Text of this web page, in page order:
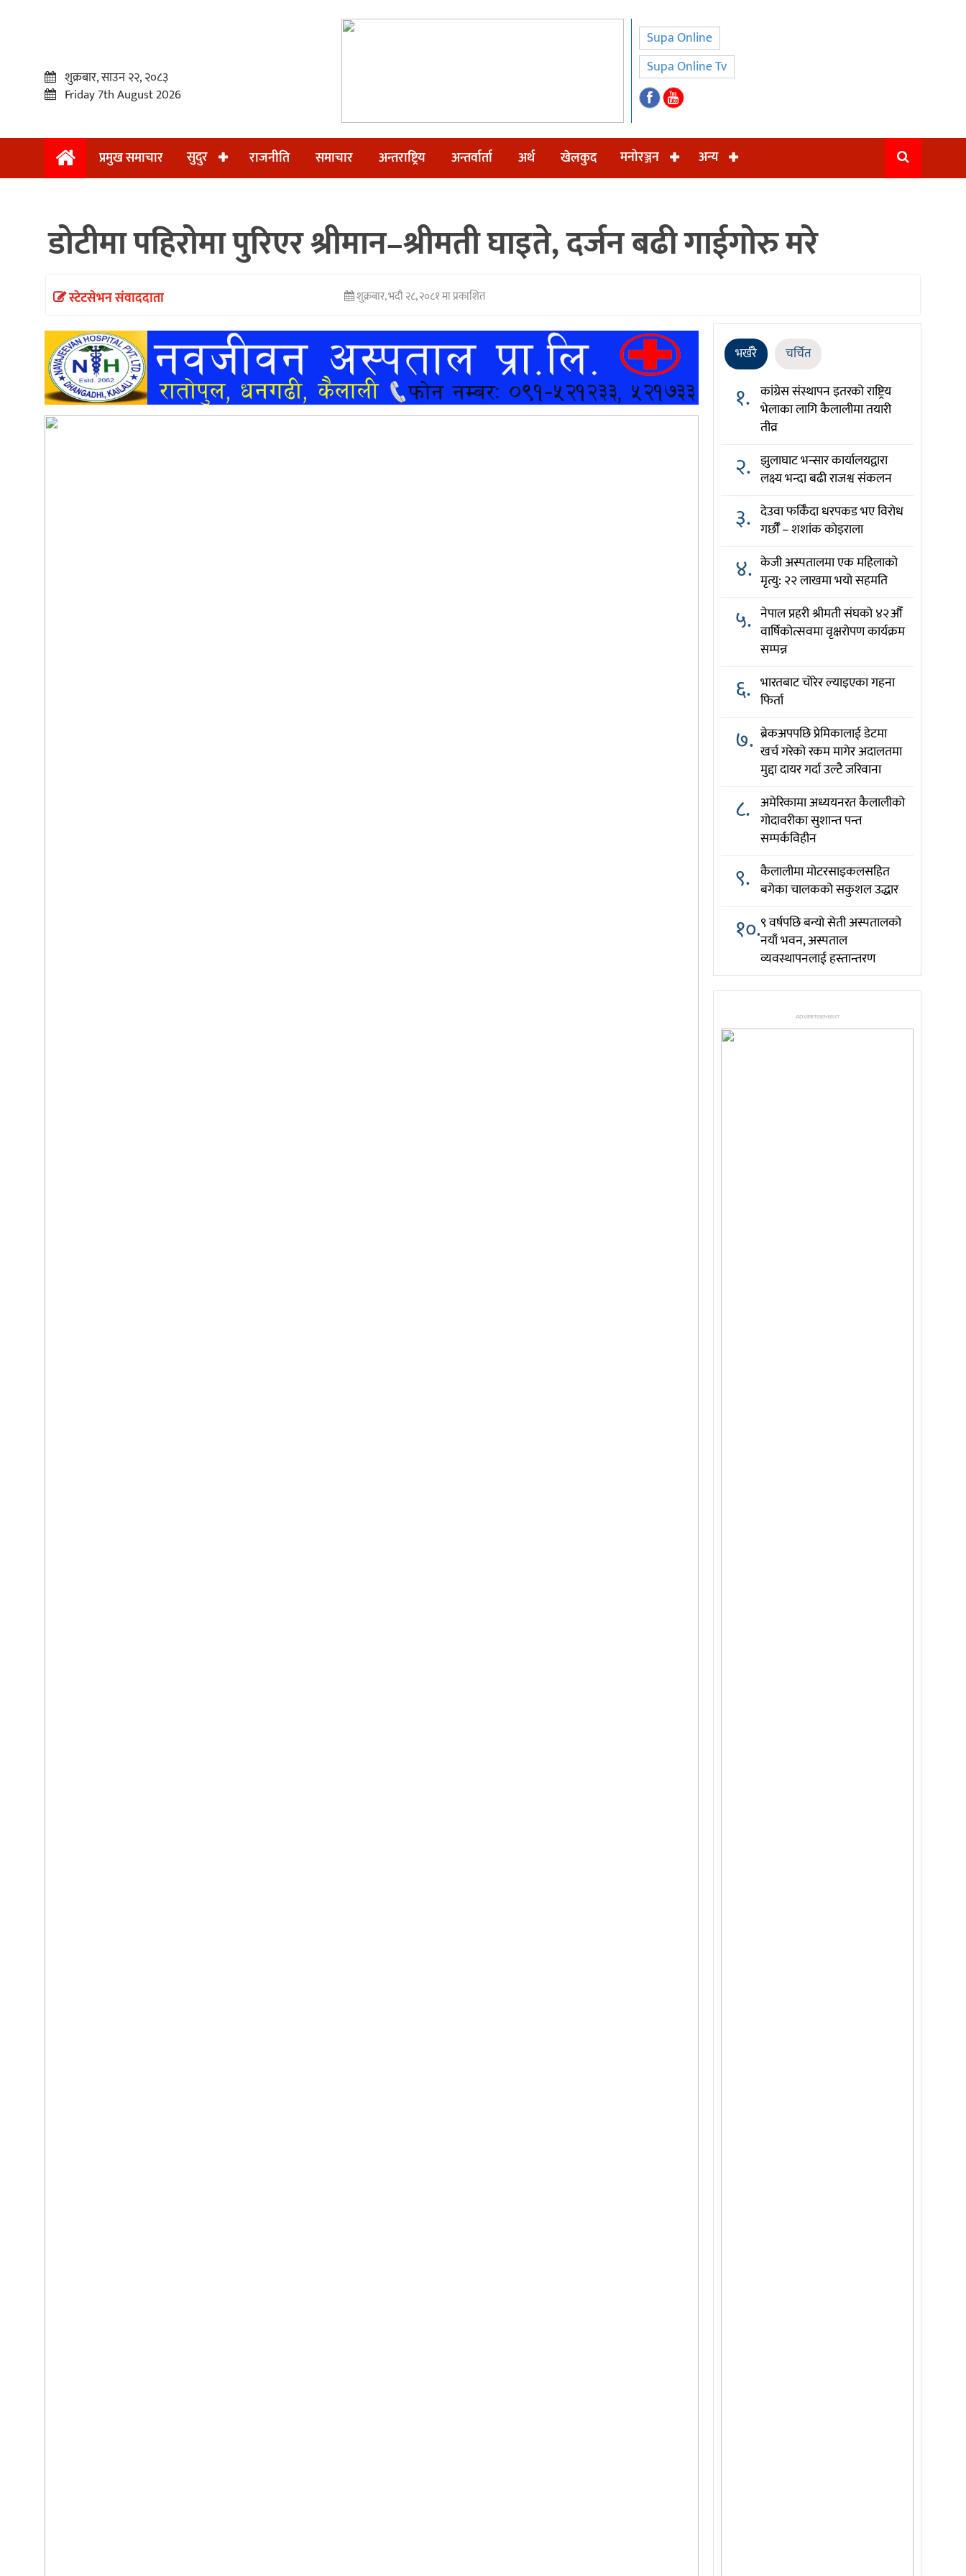
प्रमुख
समाचार
अन्तर्वार्ता
खेलकुद
शुक्रबार, साउन २२, २०८३
Friday 7th August 2026
Supa Online
Supa Online Tv
प्रमुख समाचार सुदुर राजनीति समाचार अन्तराष्ट्रिय अन्तर्वार्ता अर्थ खेलकुद मनोरञ्जन अन्य
डोटीमा पहिरोमा पुरिएर श्रीमान–श्रीमती घाइते, दर्जन बढी गाईगोरु मरे
स्टेटसेभन संवाददाता शुक्रबार, भदौ २८, २०८१ मा प्रकाशित
भर्खरै चर्चित
१. कांग्रेस संस्थापन इतरको राष्ट्रिय
भेलाका लागि कैलालीमा तयारी
तीव्र
२. झुलाघाट भन्सार कार्यालयद्वारा
लक्ष्य भन्दा बढी राजश्व संकलन
३. देउवा फर्किँदा धरपकड भए विरोध
गर्छौँं – शशांक कोइराला
४. केजी अस्पतालमा एक महिलाको
मृत्यु: २२ लाखमा भयो सहमति
५. नेपाल प्रहरी श्रीमती संघको ४२औँ
वार्षिकोत्सवमा वृक्षरोपण कार्यक्रम
सम्पन्न
६. भारतबाट चोरेर ल्याइएका गहना
फिर्ता
७. ब्रेकअपपछि प्रेमिकालाई डेटमा
खर्च गरेको रकम मागेर अदालतमा
मुद्दा दायर गर्दा उल्टै जरिवाना
८. अमेरिकामा अध्ययनरत कैलालीको
गोदावरीका सुशान्त पन्त
सम्पर्कविहीन
९. कैलालीमा मोटरसाइकलसहित
बगेका चालकको सकुशल उद्धार
१०.९ वर्षपछि बन्यो सेती अस्पतालको
नयाँ भवन, अस्पताल
व्यवस्थापनलाई हस्तान्तरण
ADVERTISEMENT